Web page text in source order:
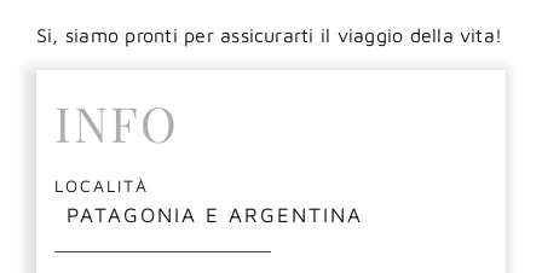
Si, siamo pronti per assicurarti il viaggio della vita!
INFO
LOCALITÀ
PATAGONIA E ARGENTINA